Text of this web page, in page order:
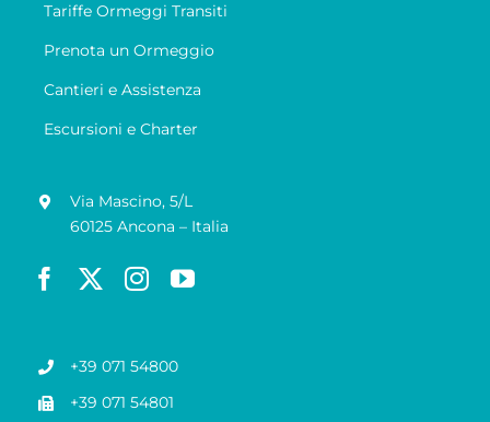
Tariffe Ormeggi Transiti
Prenota un Ormeggio
Cantieri e Assistenza
Escursioni e Charter
Via Mascino, 5/L
60125 Ancona – Italia
+39 071 54800
+39 071 54801